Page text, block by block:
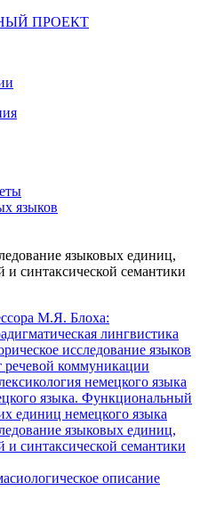
ПРОЕКТ
языков
языковых единиц,
и синтаксической семантики
М.Я. Блоха:
лингвистика
исследование языков
речевой коммуникации
немецкого языка
языка. Функциональный
единиц немецкого языка
языковых единиц,
и синтаксической семантики
описание